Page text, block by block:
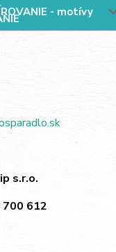
- motívy
s.r.o.
612